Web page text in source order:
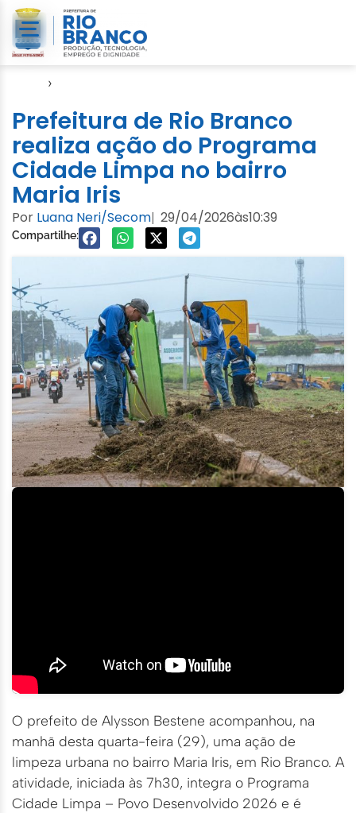
›
Prefeitura de Rio Branco
realiza ação do Programa
Cidade Limpa no bairro
Maria Iris
Por Luana Neri/Secom| 29/04/2026às10:39
Compartilhe:
O prefeito de Alysson Bestene acompanhou, na
manhã desta quarta-feira (29), uma ação de
limpeza urbana no bairro Maria Iris, em Rio Branco. A
atividade, iniciada às 7h30, integra o Programa
Cidade Limpa – Povo Desenvolvido 2026 e é